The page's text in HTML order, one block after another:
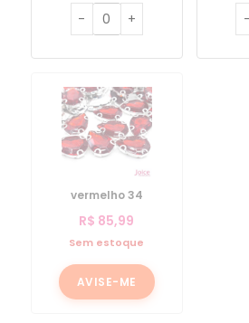
vermelho 34
R$ 85,99
Sem estoque
AVISE-ME